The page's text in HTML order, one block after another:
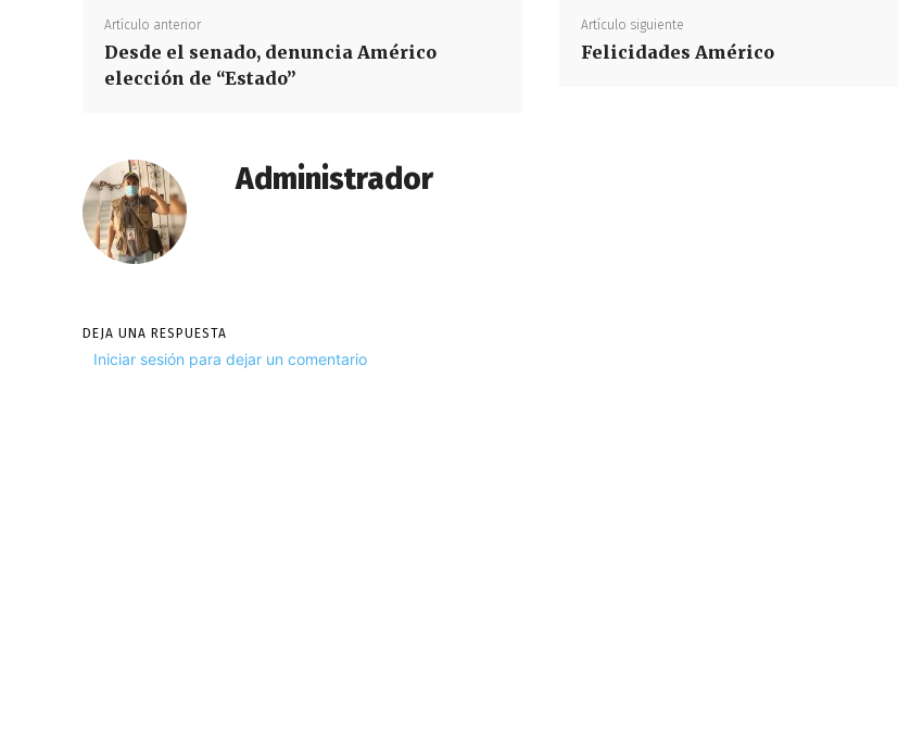
Artículo anterior
Desde el senado, denuncia Américo
elección de “Estado”
Artículo siguiente
Felicidades Américo
Administrador
DEJA UNA RESPUESTA
Iniciar sesión para dejar un comentario